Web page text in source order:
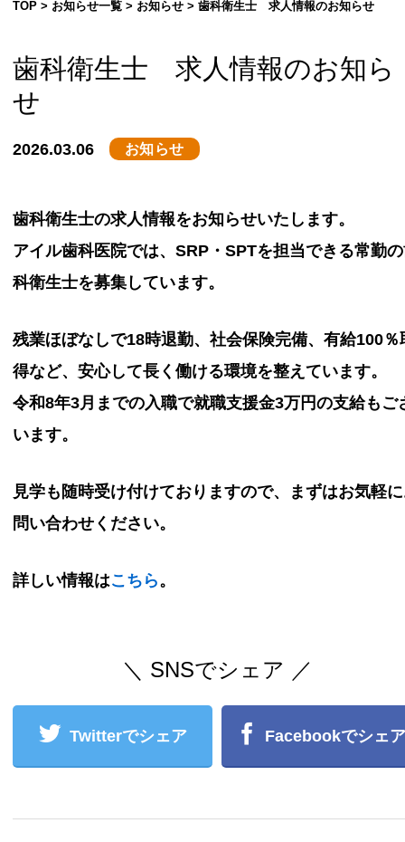
TOP > お知らせ一覧 > お知らせ >歯科衛生士 求人情報のお知らせ
歯科衛生士 求人情報のお知ら
せ
2026.03.06 お知らせ
歯科衛生士の求人情報をお知らせいたします。
アイル歯科医院では、SRP・SPTを担当できる常勤
科衛生士を募集しています。
残業ほぼなしで18時退勤、社会保険完備、有給100％
得など、安心して長く働ける環境を整えています。
令和8年3月までの入職で就職支援金3万円の支給もご
います。
見学も随時受け付けておりますので、まずはお気軽
問い合わせください。
詳しい情報はこちら 。
＼ SNSでシェア ／
Twitterでシェア Facebookでシェア